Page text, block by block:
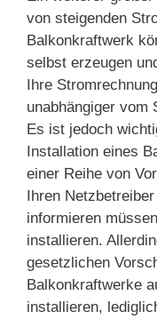
von steigenden
Balkonkraftwerk
selbst erzeugen
Ihre
unabhängiger vom
Es ist jedoch
Installation eines
einer Reihe von
Ihren
informieren
installieren.
gesetzlichen
Balkonkraftwerke
installieren,